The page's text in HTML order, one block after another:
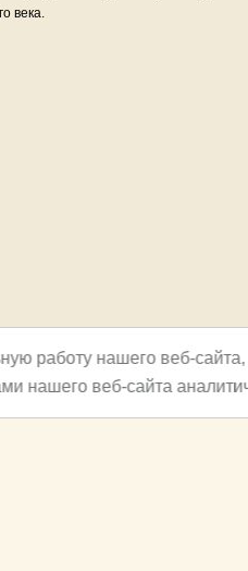
века.
работу нашего веб-
нашего веб-сайта